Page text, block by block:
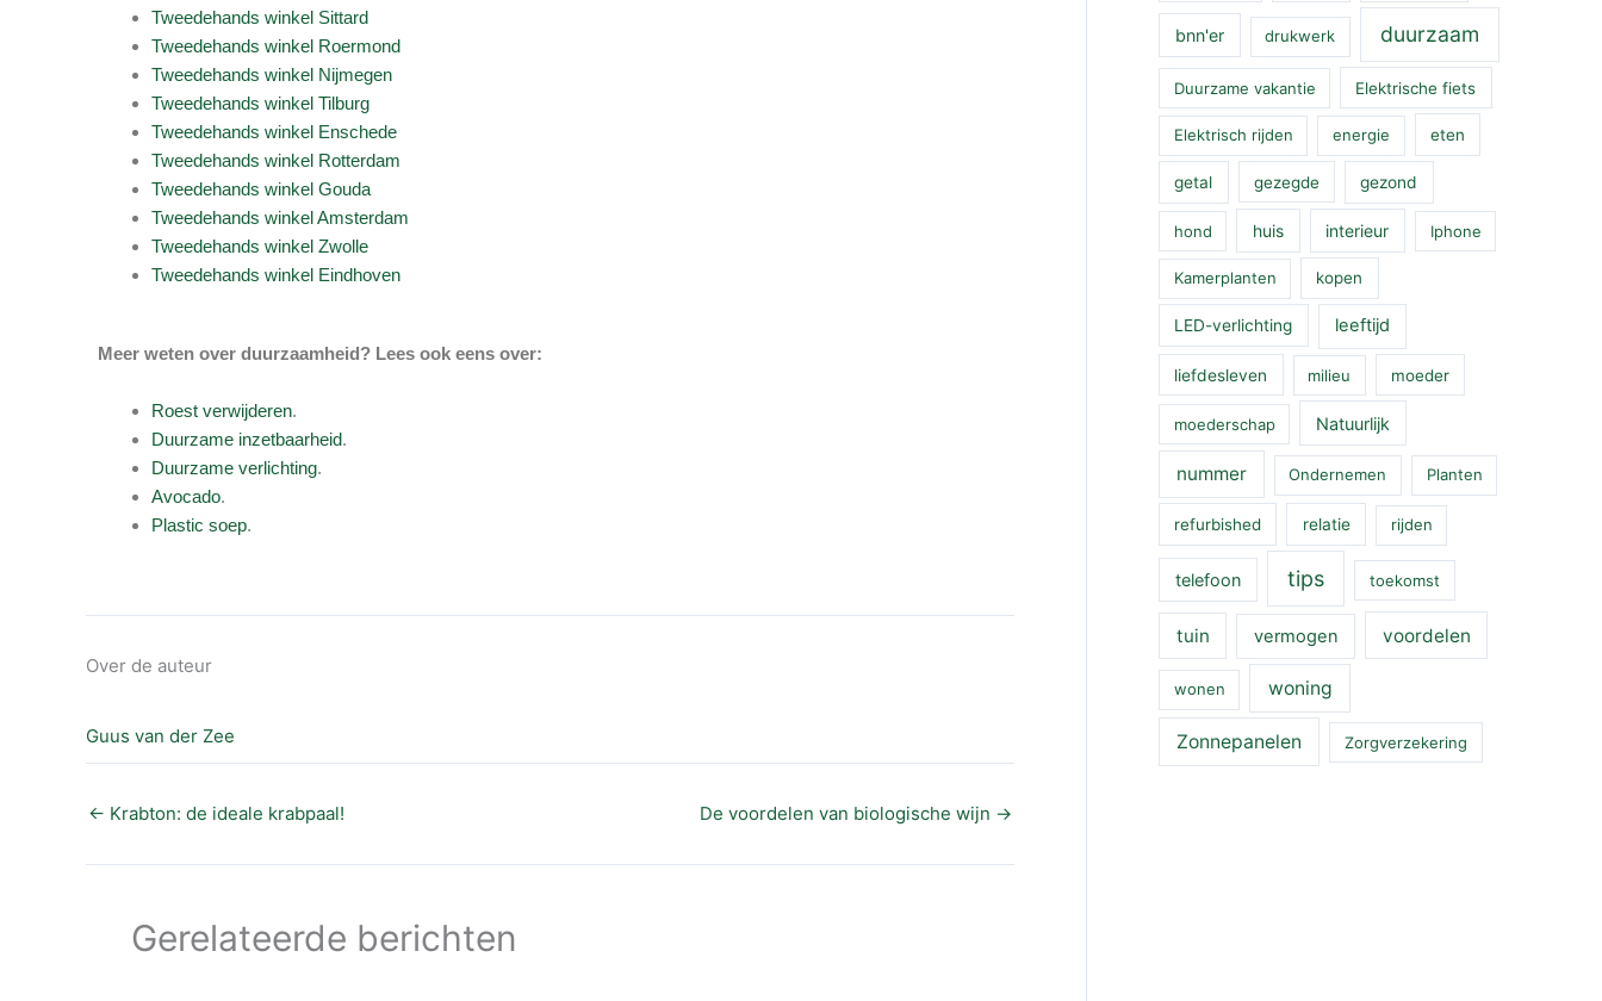
Tweedehands winkel Sittard
Tweedehands winkel Roermond
Tweedehands winkel Nijmegen
Tweedehands winkel Tilburg
Tweedehands winkel Enschede
Tweedehands winkel Rotterdam
Tweedehands winkel Gouda
Tweedehands winkel Amsterdam
Tweedehands winkel Zwolle
Tweedehands winkel Eindhoven
Meer weten over duurzaamheid? Lees ook eens over:
Roest verwijderen.
Duurzame inzetbaarheid.
Duurzame verlichting.
Avocado.
Plastic soep.
Over de auteur
Guus van der Zee
← Krabton: de ideale krabpaal! De voordelen van biologische wijn →
Gerelateerde berichten
bnn'er drukwerk duurzaam
Duurzame vakantie Elektrische fiets
Elektrisch rijden energie eten
getal gezegde gezond
hond huis interieur Iphone
Kamerplanten kopen
LED-verlichting leeftijd
liefdesleven milieu moeder
moederschap Natuurlijk
nummer Ondernemen Planten
refurbished relatie rijden
telefoon tips toekomst
tuin vermogen voordelen
wonen woning
Zonnepanelen Zorgverzekering